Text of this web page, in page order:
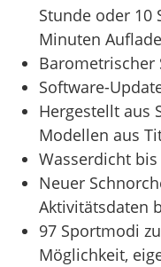
Stunde oder 10
Minuten
Barometrischer
Software-
Hergestellt aus
Modellen aus
Wasserdicht bis
Neuer
Aktivitätsdaten
97 Sportmodi
Möglichkeit,